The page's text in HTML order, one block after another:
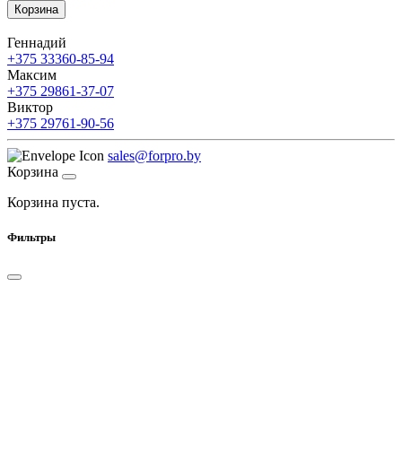
Корзина
Геннадий
+375 33360-85-94
Максим
+375 29861-37-07
Виктор
+375 29761-90-56
sales@forpro.by
Корзина
Корзина пуста.
Фильтры